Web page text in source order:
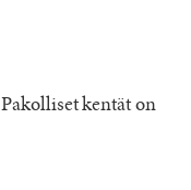
Pakolliset kentät on